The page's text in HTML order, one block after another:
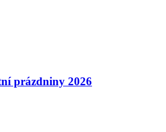
prázdniny 2026